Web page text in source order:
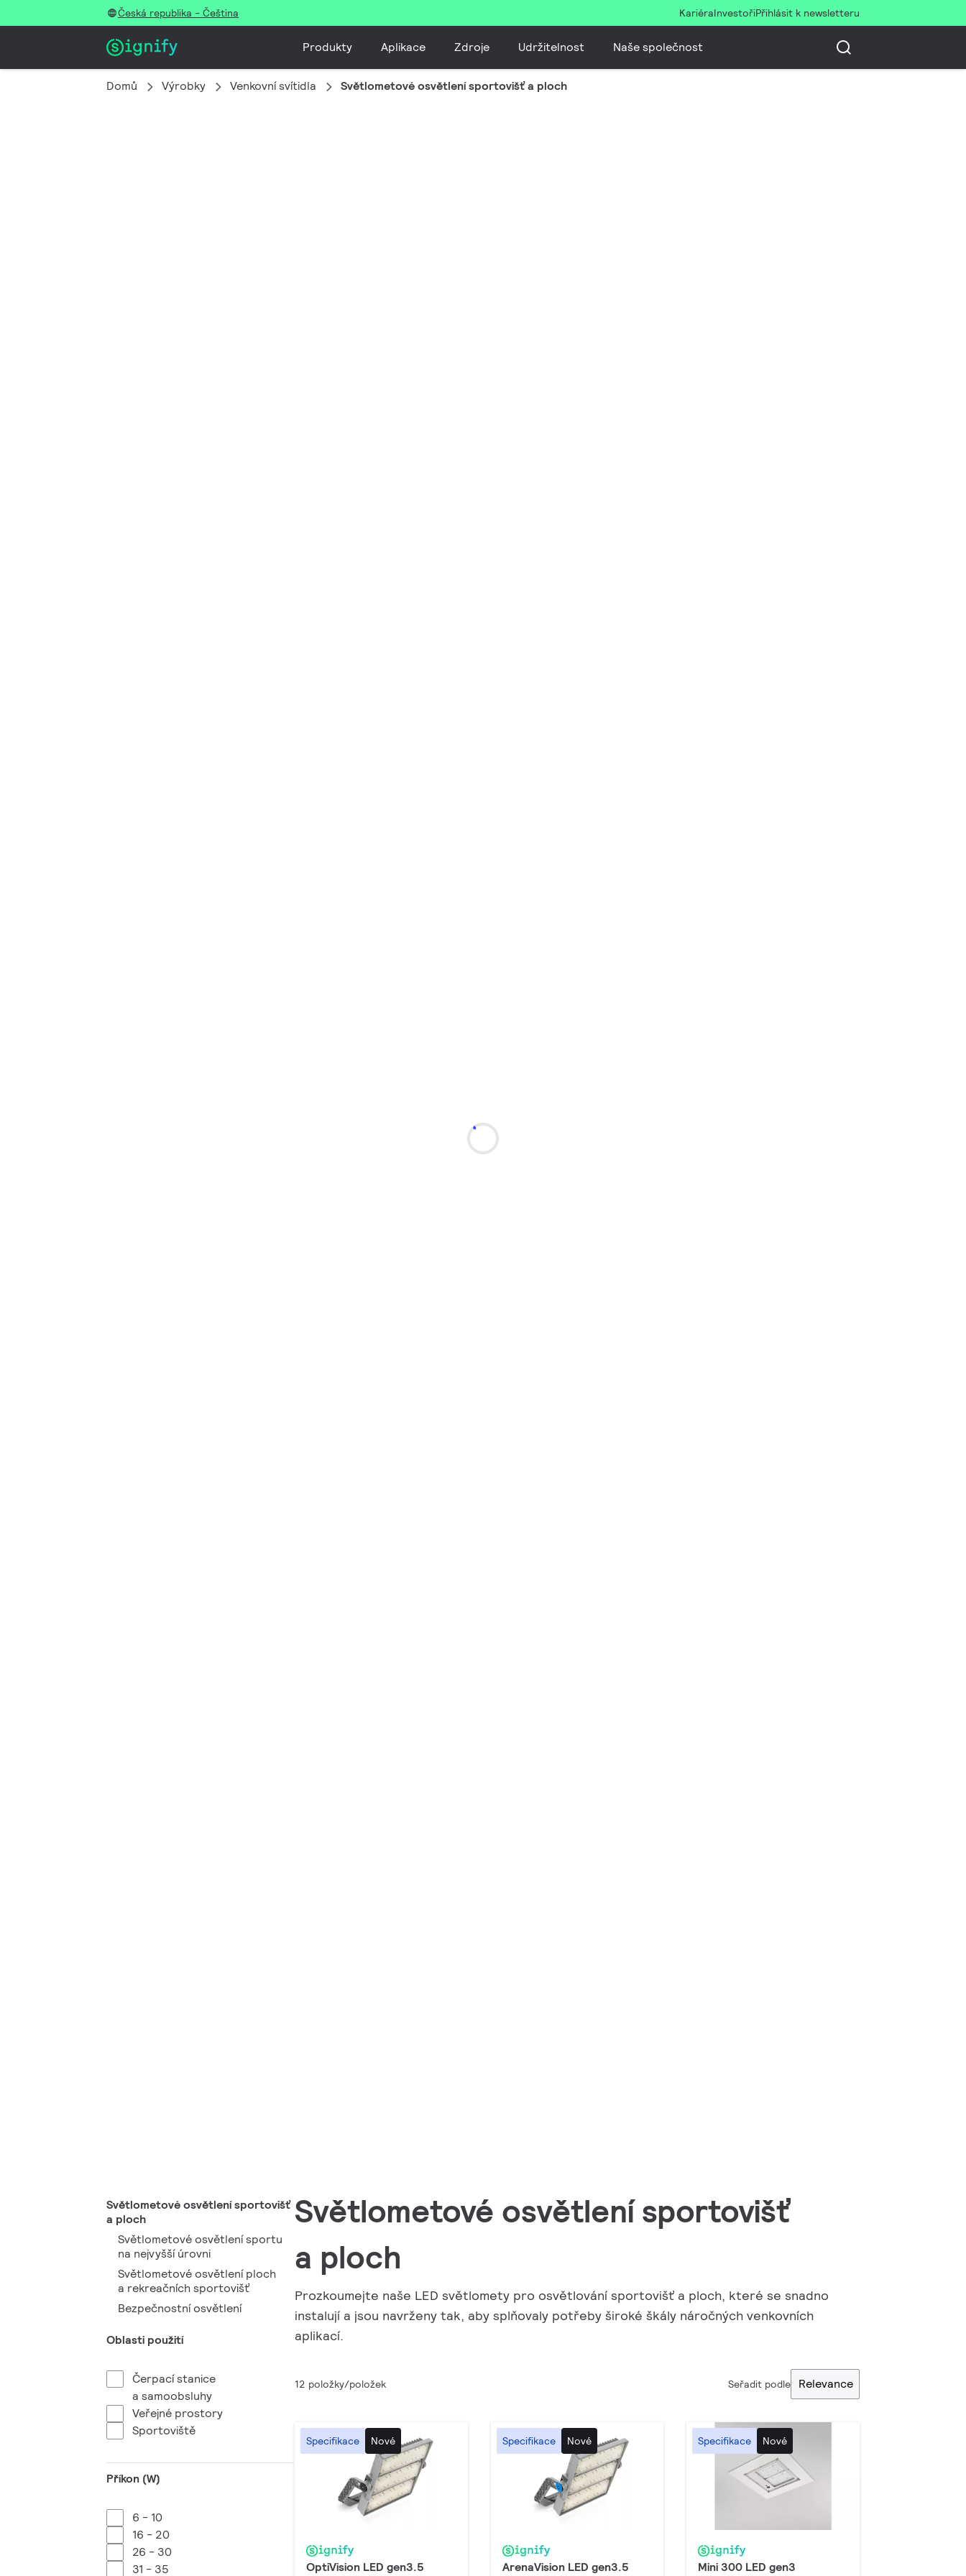
Česká republika - Čeština KariéraInvestořiPřihlásit k newsletteru
Produkty Aplikace Zdroje Udržitelnost Naše společnost
Domů Výrobky Venkovní svítidla Světlometové osvětlení sportovišť a ploch
Světlometové osvětlení sportovišť
a ploch
Světlometové osvětlení sportu
na nejvyšší úrovni
Světlometové osvětlení ploch
a rekreačních sportovišť
Bezpečnostní osvětlení
Oblasti použití
Čerpací stanice
a samoobsluhy
Veřejné prostory
Sportoviště
Příkon (W)
6 - 10
16 - 20
26 - 30
31 - 35
Světlometové osvětlení sportovišť
a ploch
Prozkoumejte naše LED světlomety pro osvětlování sportovišť a ploch, které se snadno
instalují a jsou navrženy tak, aby splňovaly potřeby široké škály náročných venkovních
aplikací.
12 položky/položek Seřadit podle Relevance
Specifikace Nové
OptiVision LED gen3.5
Specifikace Nové
ArenaVision LED gen3.5
Specifikace Nové
Mini 300 LED gen3